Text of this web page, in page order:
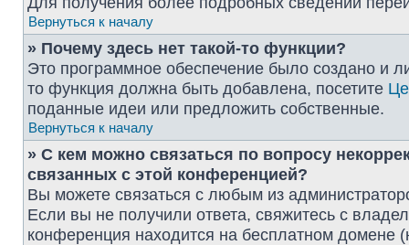
Вернуться к началу
» Почему здесь нет такой-то функции?
Это программное обеспечение было создано и
то функция должна быть добавлена, посетите
поданные идеи или предложить собственные.
Вернуться к началу
» С кем можно связаться по вопросу
связанных с этой конференцией?
Вы можете связаться с любым из
Если вы не получили ответа, свяжитесь с
конференция находится на бесплатном домене